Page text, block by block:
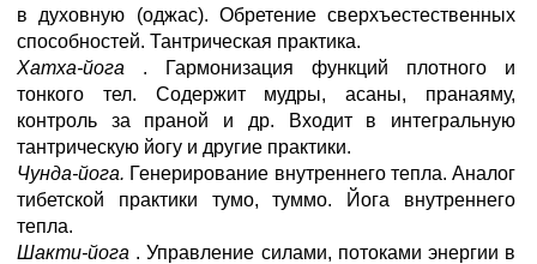
в духовную (оджас). Обретение сверхъестественных
способностей. Тантрическая практика.
Хатха-йога . Гармонизация функций плотного и
тонкого тел. Содержит мудры, асаны, пранаяму,
контроль за праной и др. Входит в интегральную
тантрическую йогу и другие практики.
Чунда-йога. Генерирование внутреннего тепла. Аналог
тибетской практики тумо, туммо. Йога внутреннего
тепла.
Шакти-йога . Управление силами, потоками энергии в